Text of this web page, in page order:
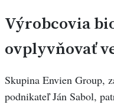
Výrobcovia
ovplyvňovať
Skupina Envien Group,
podnikateľ Ján Sabol,